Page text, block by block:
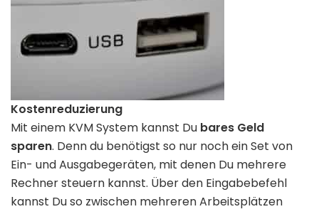
Kostenreduzierung
Mit einem KVM System kannst Du bares Geld
sparen. Denn du benötigst so nur noch ein Set von
Ein- und Ausgabegeräten, mit denen Du mehrere
Rechner steuern kannst. Über den Eingabebefehl
kannst Du so zwischen mehreren Arbeitsplätzen